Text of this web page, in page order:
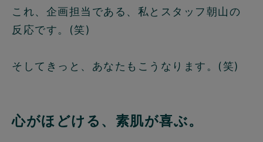
これ、企画担当である、私とスタッフ朝山の
反応です。(笑)
そしてきっと、あなたもこうなります。(笑)
心がほどける、素肌が喜ぶ。